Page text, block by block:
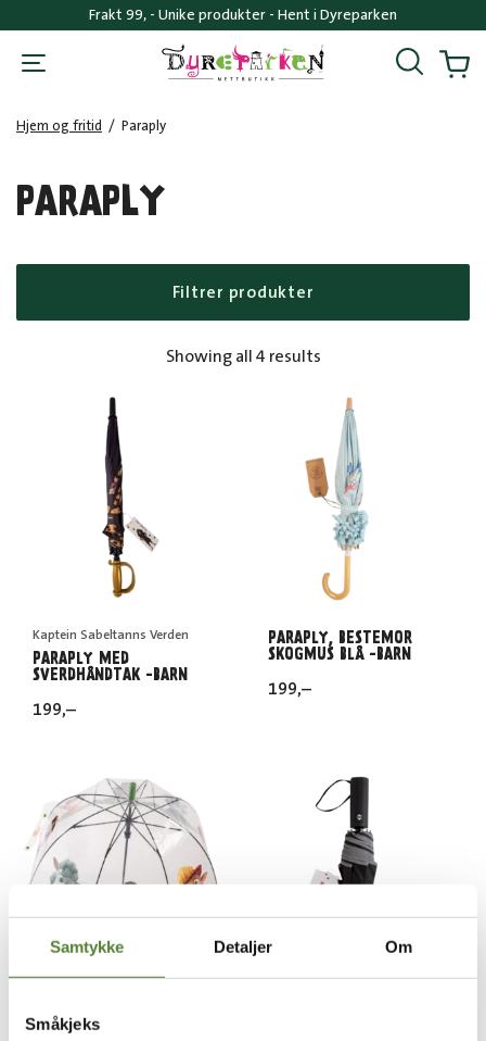
Samtykke Detaljer Om
Småkjeks
Frakt 99, - Unike produkter - Hent i Dyreparken
Søk
Hjem og fritid / Paraply
PARAPLY
Filtrer produkter
Showing all 4 resultsSorted
popularity
Kaptein Sabeltanns Verden
PARAPLY MED
SVERDHÅNDTAK -BARN
199,–
PARAPLY, BESTEMOR
SKOGMUS BLÅ -BARN
199,–